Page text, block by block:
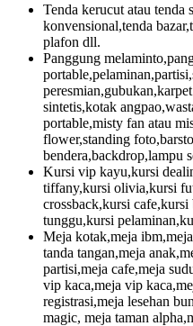
Tenda kerucut atau tenda
konvensional,tenda
plafon dll.
Panggung
sintetis,kotak
portable,misty fan atau
flower,standing
bendera,backdrop,lampu
Kursi vip kayu,kursi
tiffany,kursi olivia,kursi
crossback,kursi
tunggu,kursi
Meja kotak,meja
tanda tangan,meja
partisi,meja cafe,meja
vip kaca,meja vip
registrasi,meja lesehan
magic, meja taman